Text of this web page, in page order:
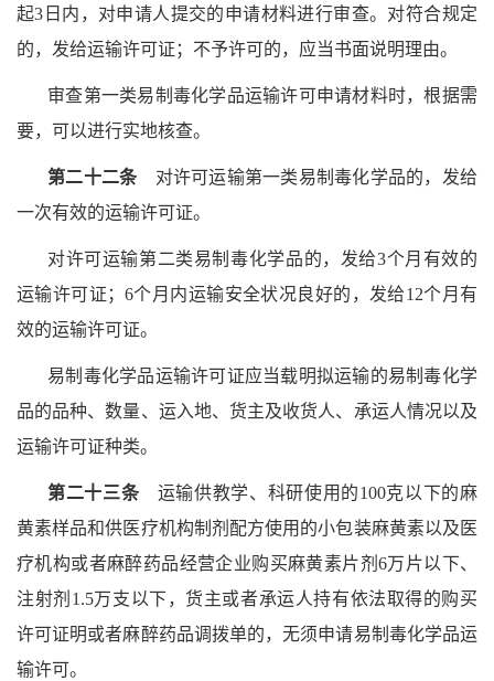
起3日内，对申请人提交的申请材料进行审查。对符合规定
的，发给运输许可证；不予许可的，应当书面说明理由。
审查第一类易制毒化学品运输许可申请材料时，根据需
要，可以进行实地核查。
第二十二条对许可运输第一类易制毒化学品的，发给
一次有效的运输许可证。
对许可运输第二类易制毒化学品的，发给3个月有效的
运输许可证；6个月内运输安全状况良好的，发给12个月有
效的运输许可证。
易制毒化学品运输许可证应当载明拟运输的易制毒化学
品的品种、数量、运入地、货主及收货人、承运人情况以及
运输许可证种类。
第二十三条运输供教学、科研使用的100克以下的麻
黄素样品和供医疗机构制剂配方使用的小包装麻黄素以及医
疗机构或者麻醉药品经营企业购买麻黄素片剂6万片以下、
注射剂1.5万支以下，货主或者承运人持有依法取得的购买
许可证明或者麻醉药品调拨单的，无须申请易制毒化学品运
输许可。